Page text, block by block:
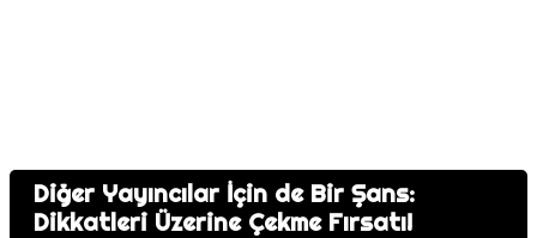
Diğer Yayıncılar İçin de Bir Şans:
Dikkatleri Üzerine Çekme Fırsatı!